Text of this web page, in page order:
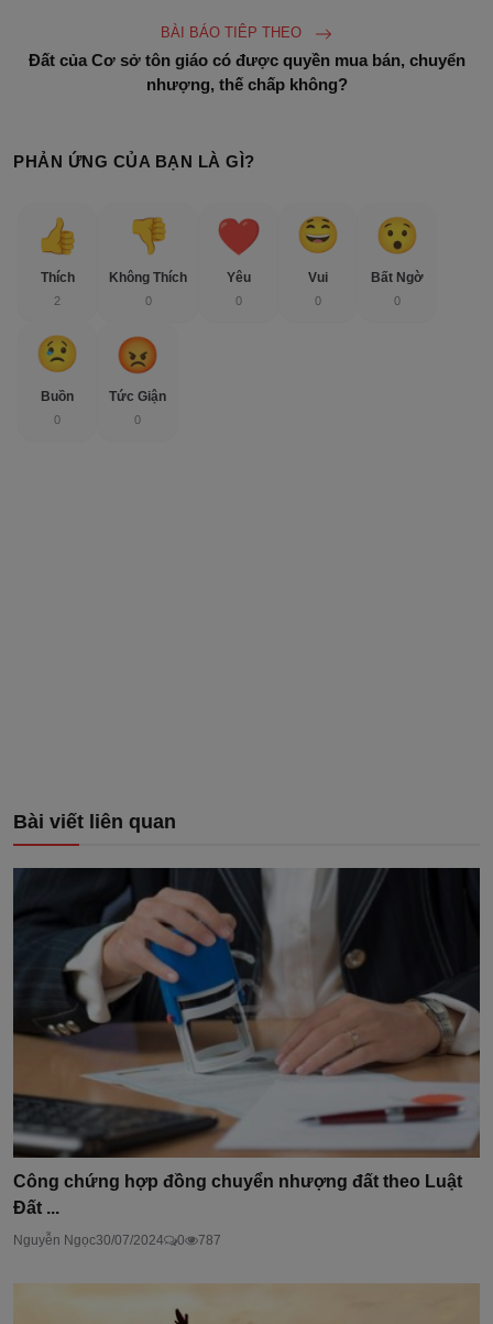
BÀI BÁO TIÊP THEO
Đất của Cơ sở tôn giáo có được quyền mua bán, chuyển
nhượng, thế chấp không?
PHẢN ỨNG CỦA BẠN LÀ GÌ?
Thích
2
Không Thích
0
Yêu
0
Vui
0
Bất Ngờ
0
Buồn
0
Tức Giận
0
Bài viết liên quan
Công chứng hợp đồng chuyển nhượng đất theo Luật
Đất ...
Nguyễn Ngọc30/07/2024 0 787